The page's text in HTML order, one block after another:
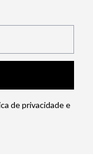
de privacidade e